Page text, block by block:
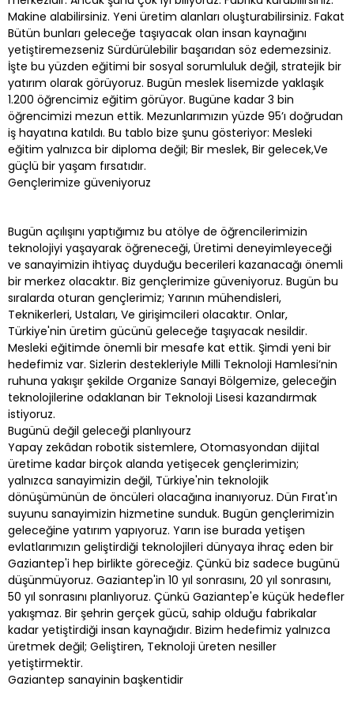
Makine alabilirsiniz. Yeni üretim alanları oluşturabilirsiniz. Fakat
Bütün bunları geleceğe taşıyacak olan insan kaynağını
yetiştiremezseniz Sürdürülebilir başarıdan söz edemezsiniz.
İşte bu yüzden eğitimi bir sosyal sorumluluk değil, stratejik bir
yatırım olarak görüyoruz. Bugün meslek lisemizde yaklaşık
1.200 öğrencimiz eğitim görüyor. Bugüne kadar 3 bin
öğrencimizi mezun ettik. Mezunlarımızın yüzde 95’ı doğrudan
iş hayatına katıldı. Bu tablo bize şunu gösteriyor: Mesleki
eğitim yalnızca bir diploma değil; Bir meslek, Bir gelecek,Ve
güçlü bir yaşam fırsatıdır.
Gençlerimize güveniyoruz
Bugün açılışını yaptığımız bu atölye de öğrencilerimizin
teknolojiyi yaşayarak öğreneceği, Üretimi deneyimleyeceği
ve sanayimizin ihtiyaç duyduğu becerileri kazanacağı önemli
bir merkez olacaktır. Biz gençlerimize güveniyoruz. Bugün bu
sıralarda oturan gençlerimiz; Yarının mühendisleri,
Teknikerleri, Ustaları, Ve girişimcileri olacaktır. Onlar,
Türkiye'nin üretim gücünü geleceğe taşıyacak nesildir.
Mesleki eğitimde önemli bir mesafe kat ettik. Şimdi yeni bir
hedefimiz var. Sizlerin destekleriyle Milli Teknoloji Hamlesi’nin
ruhuna yakışır şekilde Organize Sanayi Bölgemize, geleceğin
teknolojilerine odaklanan bir Teknoloji Lisesi kazandırmak
istiyoruz.
Bugünü değil geleceği planlıyourz
Yapay zekâdan robotik sistemlere, Otomasyondan dijital
üretime kadar birçok alanda yetişecek gençlerimizin;
yalnızca sanayimizin değil, Türkiye'nin teknolojik
dönüşümünün de öncüleri olacağına inanıyoruz. Dün Fırat'ın
suyunu sanayimizin hizmetine sunduk. Bugün gençlerimizin
geleceğine yatırım yapıyoruz. Yarın ise burada yetişen
evlatlarımızın geliştirdiği teknolojileri dünyaya ihraç eden bir
Gaziantep'i hep birlikte göreceğiz. Çünkü biz sadece bugünü
düşünmüyoruz. Gaziantep'in 10 yıl sonrasını, 20 yıl sonrasını,
50 yıl sonrasını planlıyoruz. Çünkü Gaziantep'e küçük hedefler
yakışmaz. Bir şehrin gerçek gücü, sahip olduğu fabrikalar
kadar yetiştirdiği insan kaynağıdır. Bizim hedefimiz yalnızca
üretmek değil; Geliştiren, Teknoloji üreten nesiller
yetiştirmektir.
Gaziantep sanayinin başkentidir